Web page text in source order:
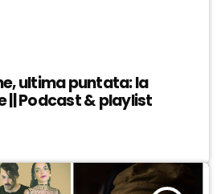
ultima puntata: la
|| Podcast & playlist